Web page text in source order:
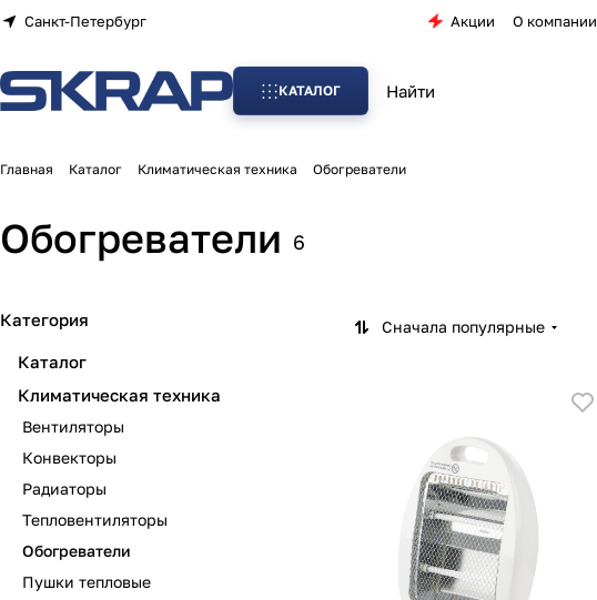
Санкт-Петербург Акции О компании
КАТАЛОГ
Главная Каталог Климатическая техника Обогреватели
Обогреватели 6
Сначала популярные
Категория
Каталог
Климатическая техника
Вентиляторы
Конвекторы
Радиаторы
Тепловентиляторы
Обогреватели
Пушки тепловые